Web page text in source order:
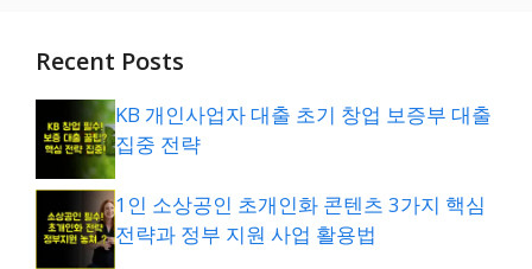
Recent Posts
KB 개인사업자 대출 초기 창업 보증부 대출
집중 전략
1인 소상공인 초개인화 콘텐츠 3가지 핵심
전략과 정부 지원 사업 활용법